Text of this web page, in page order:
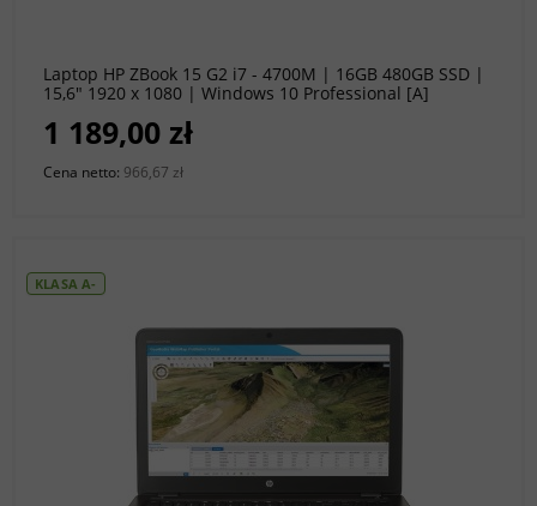
Laptop HP ZBook 15 G2 i7 - 4700M | 16GB 480GB SSD |
15,6" 1920 x 1080 | Windows 10 Professional [A]
1 189,00 zł
Cena netto: 966,67 zł
KLASA A-